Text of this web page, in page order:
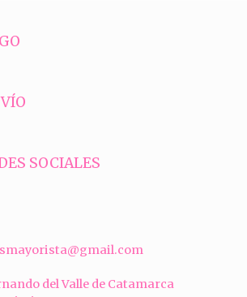
SOCIALES
del Valle de Catamarca